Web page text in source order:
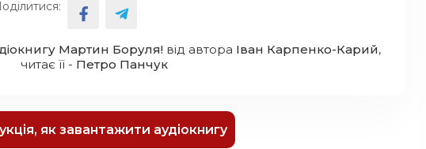
Мартин Боруля!від автора Іван Карпенко-Карий,
читає її - Петро Панчук
як завантажити аудіокнигу